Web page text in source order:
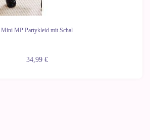
Mini MP Partykleid mit Schal
34,99 €